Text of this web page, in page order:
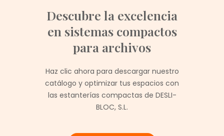
Descubre la excelencia
en sistemas compactos
para archivos
Haz clic ahora para descargar nuestro
catálogo y optimizar tus espacios con
las estanterías compactas de DESLI-
BLOC, S.L.